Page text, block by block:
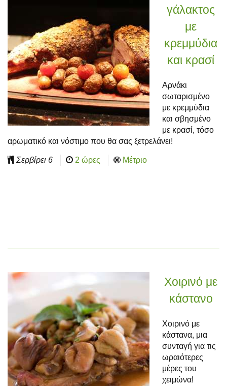
γάλακτος
με
κρεμμύδια
και κρασί
Αρνάκι
σωταρισμένο
με κρεμμύδια
και σβησμένο
με κρασί, τόσο
αρωματικό και νόστιμο που θα σας ξετρελάνει!
Σερβίρει 6 2 ώρες Μέτριο
Χοιρινό με
κάστανο
Χοιρινό με
κάστανα, μια
συνταγή για τις
ωραιότερες
μέρες του
χειμώνα!